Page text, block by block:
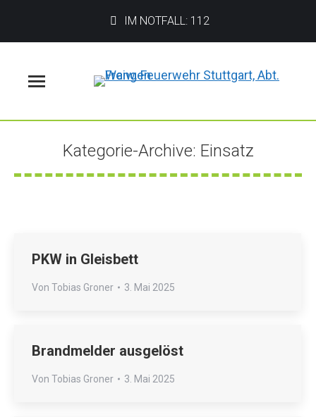
IM NOTFALL: 112
Kategorie-Archive: Einsatz
Sie befinden sich hier:
PKW in Gleisbett
Von Tobias Groner 3. Mai 2025
Brandmelder ausgelöst
Von Tobias Groner 3. Mai 2025